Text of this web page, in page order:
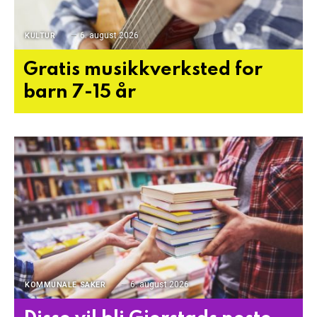
KULTUR 6. august 2026
Gratis musikkverksted for
barn 7-15 år
KOMMUNALE SAKER 6. august 2026